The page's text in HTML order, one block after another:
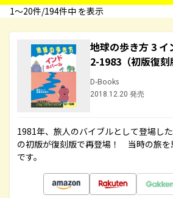
1〜20件/194件中 を表示
地球の歩き方 3
2-1983（初版復刻
D-Books
2018.12.20 発売
1981年、旅人のバイブルとして登場し
の初版が復刻版で再登場！ 当時の旅を
です。